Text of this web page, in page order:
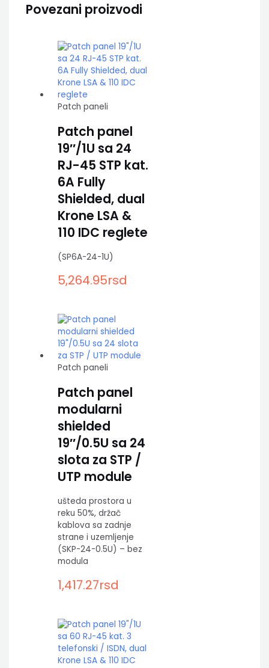
Povezani proizvodi
Patch paneli
Patch panel
19″/1U sa 24
RJ-45 STP kat.
6A Fully
Shielded, dual
Krone LSA &
110 IDC reglete
(SP6A-24-1U)
5,264.95rsd
Patch paneli
Patch panel
modularni
shielded
19″/0.5U sa 24
slota za STP /
UTP module
ušteda prostora u
reku 50%, držač
kablova sa zadnje
strane i uzemljenje
(SKP-24-0.5U) – bez
modula
1,417.27rsd